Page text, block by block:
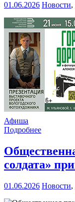
01.06.2026 Новости,
Афиша
Подробнее
солдата»
01.06.2026 Новости,